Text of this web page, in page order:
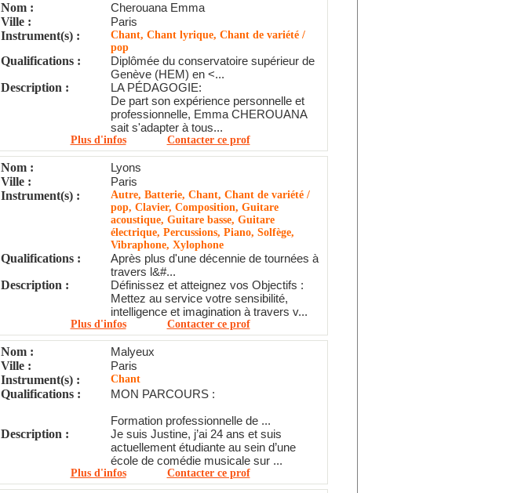
Nom :
Cherouana Emma
Ville :
Paris
Instrument(s) :
Chant, Chant lyrique, Chant de variété /
pop
Qualifications :
Diplômée du conservatoire supérieur de
Genève (HEM) en <...
Description :
LA PÉDAGOGIE:
De part son expérience personnelle et
professionnelle, Emma CHEROUANA
sait s'adapter à tous...
Plus d'infos Contacter ce prof
Nom :
Lyons
Ville :
Paris
Instrument(s) :
Autre, Batterie, Chant, Chant de variété /
pop, Clavier, Composition, Guitare
acoustique, Guitare basse, Guitare
électrique, Percussions, Piano, Solfège,
Vibraphone, Xylophone
Qualifications :
Après plus d'une décennie de tournées à
travers l&#...
Description :
Définissez et atteignez vos Objectifs :
Mettez au service votre sensibilité,
intelligence et imagination à travers v...
Plus d'infos Contacter ce prof
Nom :
Malyeux
Ville :
Paris
Instrument(s) :
Chant
Qualifications :
MON PARCOURS :
Formation professionnelle de ...
Description :
Je suis Justine, j’ai 24 ans et suis
actuellement étudiante au sein d’une
école de comédie musicale sur ...
Plus d'infos Contacter ce prof